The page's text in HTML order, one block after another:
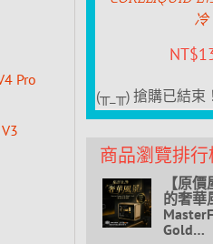
Pro
冷
NT$
(╥_╥) 搶購已結束！
商品瀏覽排行
【原
的奢華
Gold…